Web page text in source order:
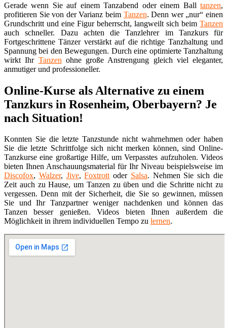
Gerade wenn Sie auf einem Tanzabend oder einem Ball tanzen,
profitieren Sie von der Varianz beim Tanzen. Denn wer „nur“ einen
Grundschritt und eine Figur beherrscht, langweilt sich beim Tanzen
auch schneller. Dazu achten die Tanzlehrer im Tanzkurs für
Fortgeschrittene Tänzer verstärkt auf die richtige Tanzhaltung und
Spannung bei den Bewegungen. Durch eine optimierte Tanzhaltung
wirkt Ihr Tanzen ohne große Anstrengung gleich viel eleganter,
anmutiger und professioneller.
Online-Kurse als Alternative zu einem
Tanzkurs in Rosenheim, Oberbayern? Je
nach Situation!
Konnten Sie die letzte Tanzstunde nicht wahrnehmen oder haben
Sie die letzte Schrittfolge sich nicht merken können, sind Online-
Tanzkurse eine großartige Hilfe, um Verpasstes aufzuholen. Videos
bieten Ihnen Anschauungsmaterial für Ihr Niveau beispielsweise im
Discofox, Walzer, Jive,Foxtrottoder Salsa. Nehmen Sie sich die
Zeit auch zu Hause, um Tanzen zu üben und die Schritte nicht zu
vergessen. Denn mit der Sicherheit, die Sie so gewinnen, müssen
Sie und Ihr Tanzpartner weniger nachdenken und können das
Tanzen besser genießen. Videos bieten Ihnen außerdem die
Möglichkeit in ihrem individuellen Tempo zu lernen.